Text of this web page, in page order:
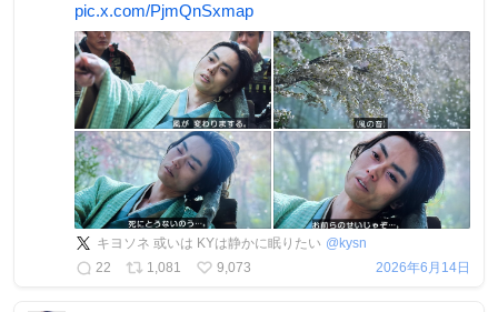
pic.x.com/PjmQnSxmap
キヨソネ 或いは KYは静かに眠りたい @ kysn
22
1,081 9,073 2026年6月14日